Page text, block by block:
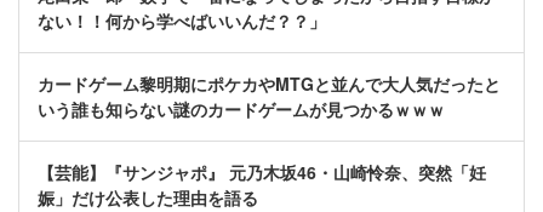
ない！！何から学べばいいんだ？？」
カードゲーム黎明期にポケカやMTGと並んで大人気だったと
いう誰も知らない謎のカードゲームが見つかるｗｗｗ
【芸能】『サンジャポ』 元乃木坂46・山崎怜奈、突然「妊
娠」だけ公表した理由を語る